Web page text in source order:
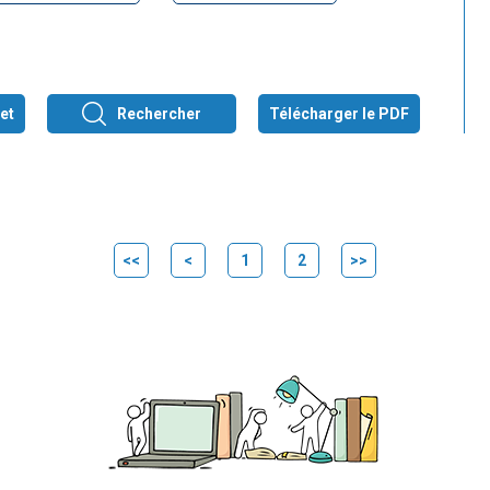
Rechercher Télécharger le PDF
<< < 1 2 >>